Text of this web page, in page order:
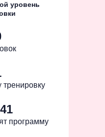
тренировку
уровень
программу